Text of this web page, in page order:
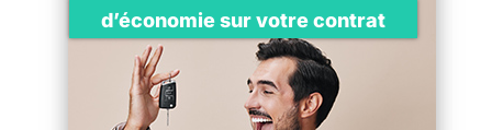
d’économie sur votre contrat